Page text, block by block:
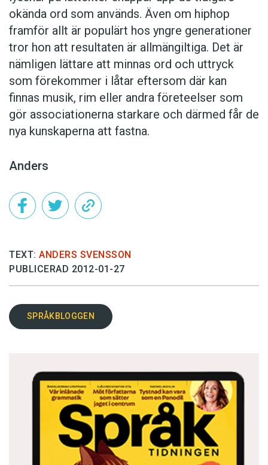
okända ord som används. Även om hiphop
framför allt är populärt hos yngre generationer
tror hon att resultaten är allmängiltiga. Det är
nämligen lättare att minnas ord och uttryck
som förekommer i låtar eftersom där kan
finnas musik, rim eller andra företeelser som
gör associationerna starkare och därmed får de
nya kunskaperna att fastna.
Anders
TEXT: ANDERS SVENSSON
PUBLICERAD 2012-01-27
SPRÅKBLOGGEN